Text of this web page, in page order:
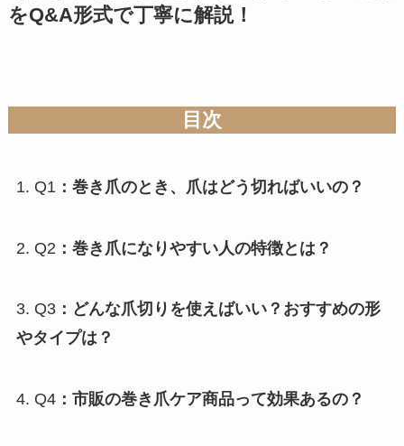
をQ&A形式で丁寧に解説！
目次
1. Q1 ：巻き爪のとき、爪はどう切ればいいの？
2. Q2 ：巻き爪になりやすい人の特徴とは？
3. Q3：どんな爪切りを使えばいい？おすすめの形
やタイプは？
4. Q4：市販の巻き爪ケア商品って効果あるの？